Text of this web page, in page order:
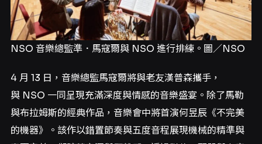
NSO 音樂總監準．馬寇爾與 NSO 進行排練。圖／NSO
4 月 13 日，音樂總監馬寇爾將與老友漢普森攜手，
與 NSO 一同呈現充滿深度與情感的音樂盛宴。除了馬勒
與布拉姆斯的經典作品，音樂會中將首演何昱辰《不完美
的機器》。該作以錯置節奏與五度音程展現機械的精準與